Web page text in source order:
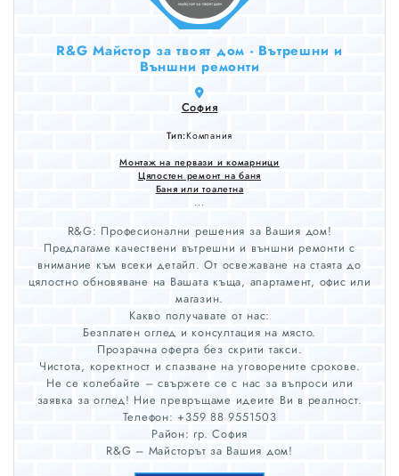
R&G Майстор за твоят дом - Вътрешни и
Външни ремонти
София
Тип:Компания
Монтаж на первази и комарници
Цялостен ремонт на баня
Баня или тоалетна
...
R&G: Професионални решения за Вашия дом!
Предлагаме качествени вътрешни и външни ремонти с
внимание към всеки детайл. От освежаване на стаята до
цялостно обновяване на Вашата къща, апартамент, офис или
магазин.
Какво получавате от нас:
Безплатен оглед и консултация на място.
Прозрачна оферта без скрити такси.
Чистота, коректност и спазване на уговорените срокове.
Не се колебайте – свържете се с нас за въпроси или
заявка за оглед! Ние превръщаме идеите Ви в реалност.
Телефон: +359 88 9551503
Район: гр. София
R&G – Майсторът за Вашия дом!